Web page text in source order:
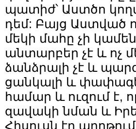
պատիժ՝ Աստծո
դեմ: Բայց Աստված
մեկի մահը չի
անտարբեր չէ և ոչ
ձանձրալի չէ և
ցանկալի և
համար և ուզում է,
զավակի նման և
Հիսուսն էր